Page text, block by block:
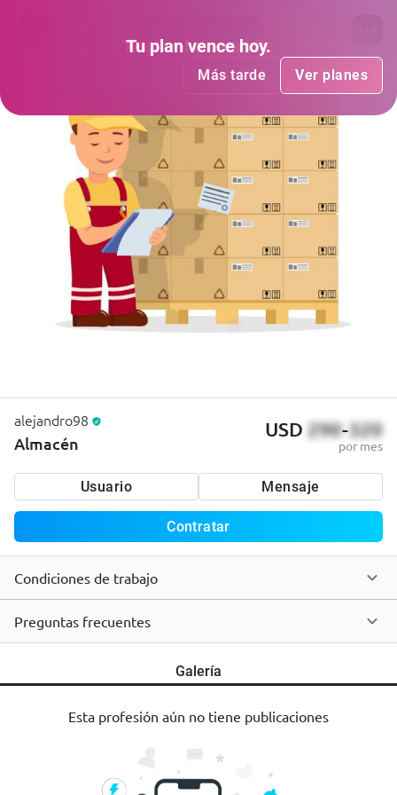
Tu plan ha vencido.
Más tarde Ver planes
Tu plan vence hoy.
Más tarde Ver planes
alejandro98
Almacén
USD 290-320
por mes
Usuario Mensaje
Contratar
Condiciones de trabajo
Preguntas frecuentes
Galería
Esta profesión aún no tiene publicaciones